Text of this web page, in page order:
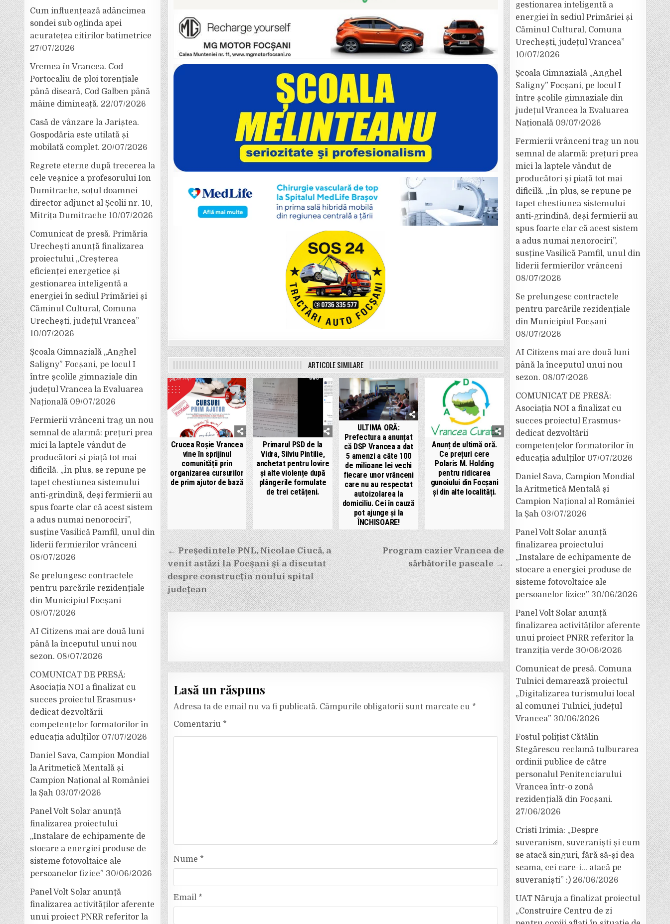
ARTICOLE SIMILARE
Crucea Roșie Vrancea
vine în sprijinul
comunității prin
organizarea cursurilor
de prim ajutor de bază
Primarul PSD de la
Vidra, Silviu Pintilie,
anchetat pentru lovire
și alte violențe după
plângerile formulate
de trei cetățeni.
ULTIMA ORĂ:
Prefectura a anunțat
că DSP Vrancea a dat
5 amenzi a câte 100
de milioane lei vechi
fiecare unor vrânceni
care nu au respectat
autoizolarea la
domiciliu. Cei în cauză
pot ajunge și la
ÎNCHISOARE!
Anunț de ultimă oră.
Ce prețuri cere
Polaris M. Holding
pentru ridicarea
gunoiului din Focșani
și din alte localități.
Navigare
în
articole
Program cazier Vrancea de
sărbătorile pascale →
← Președintele PNL, Nicolae Ciucă, a
venit astăzi la Focșani și a discutat
despre construcția noului spital
județean
Lasă un răspuns
Adresa ta de email nu va fi publicată. Câmpurile obligatorii sunt marcate cu *
Comentariu *
Nume *
Email *
Cum influențează adâncimea
sondei sub oglinda apei
acuratețea citirilor batimetrice
27/07/2026
Vremea în Vrancea. Cod
Portocaliu de ploi torențiale
până diseară, Cod Galben până
mâine dimineață. 22/07/2026
Casă de vânzare la Jariștea.
Gospodăria este utilată și
mobilată complet. 20/07/2026
Regrete eterne după trecerea la
cele veșnice a profesorului Ion
Dumitrache, soțul doamnei
director adjunct al Școlii nr. 10,
Mitrița Dumitrache 10/07/2026
Comunicat de presă. Primăria
Urechești anunță finalizarea
proiectului „Creșterea
eficienței energetice și
gestionarea inteligentă a
energiei în sediul Primăriei și
Căminul Cultural, Comuna
Urechești, județul Vrancea”
10/07/2026
Școala Gimnazială „Anghel
Saligny” Focșani, pe locul I
între școlile gimnaziale din
județul Vrancea la Evaluarea
Națională 09/07/2026
Fermierii vrânceni trag un nou
semnal de alarmă: prețuri prea
mici la laptele vândut de
producători și piață tot mai
dificilă. „În plus, se repune pe
tapet chestiunea sistemului
anti-grindină, deși fermierii au
spus foarte clar că acest sistem
a adus numai nenorociri”,
susține Vasilică Pamfil, unul din
liderii fermierilor vrânceni
08/07/2026
Se prelungesc contractele
pentru parcările rezidențiale
din Municipiul Focșani
08/07/2026
AI Citizens mai are două luni
până la începutul unui nou
sezon. 08/07/2026
COMUNICAT DE PRESĂ:
Asociația NOI a finalizat cu
succes proiectul Erasmus+
dedicat dezvoltării
competențelor formatorilor în
educația adulților 07/07/2026
Daniel Sava, Campion Mondial
la Aritmetică Mentală și
Campion Național al României
la Șah 03/07/2026
Panel Volt Solar anunță
finalizarea proiectului
„Instalare de echipamente de
stocare a energiei produse de
sisteme fotovoltaice ale
persoanelor fizice” 30/06/2026
Panel Volt Solar anunță
finalizarea activităților aferente
unui proiect PNRR referitor la
gestionarea inteligentă a
energiei în sediul Primăriei și
Căminul Cultural, Comuna
Urechești, județul Vrancea”
10/07/2026
Școala Gimnazială „Anghel
Saligny” Focșani, pe locul I
între școlile gimnaziale din
județul Vrancea la Evaluarea
Națională 09/07/2026
Fermierii vrânceni trag un nou
semnal de alarmă: prețuri prea
mici la laptele vândut de
producători și piață tot mai
dificilă. „În plus, se repune pe
tapet chestiunea sistemului
anti-grindină, deși fermierii au
spus foarte clar că acest sistem
a adus numai nenorociri”,
susține Vasilică Pamfil, unul din
liderii fermierilor vrânceni
08/07/2026
Se prelungesc contractele
pentru parcările rezidențiale
din Municipiul Focșani
08/07/2026
AI Citizens mai are două luni
până la începutul unui nou
sezon. 08/07/2026
COMUNICAT DE PRESĂ:
Asociația NOI a finalizat cu
succes proiectul Erasmus+
dedicat dezvoltării
competențelor formatorilor în
educația adulților 07/07/2026
Daniel Sava, Campion Mondial
la Aritmetică Mentală și
Campion Național al României
la Șah 03/07/2026
Panel Volt Solar anunță
finalizarea proiectului
„Instalare de echipamente de
stocare a energiei produse de
sisteme fotovoltaice ale
persoanelor fizice” 30/06/2026
Panel Volt Solar anunță
finalizarea activităților aferente
unui proiect PNRR referitor la
tranziția verde 30/06/2026
Comunicat de presă. Comuna
Tulnici demarează proiectul
„Digitalizarea turismului local
al comunei Tulnici, județul
Vrancea” 30/06/2026
Fostul polițist Cătălin
Stegărescu reclamă tulburarea
ordinii publice de către
personalul Penitenciarului
Vrancea într-o zonă
rezidențială din Focșani.
27/06/2026
Cristi Irimia: „Despre
suveranism, suveraniști și cum
se atacă singuri, fără să-și dea
seama, cei care-i… atacă pe
suveraniști” :) 26/06/2026
UAT Năruja a finalizat proiectul
„Construire Centru de zi